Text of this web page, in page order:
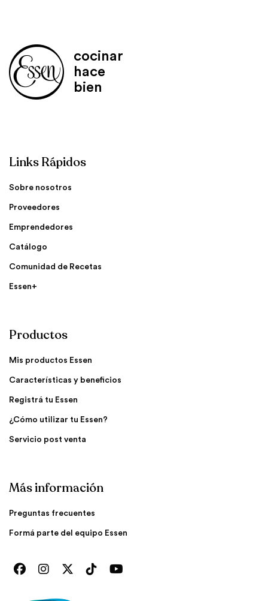
cocinar
hace
bien
Links Rápidos
Sobre nosotros
Proveedores
Emprendedores
Catálogo
Comunidad de Recetas
Essen+
Productos
Mis productos Essen
Características y beneficios
Registrá tu Essen
¿Cómo utilizar tu Essen?
Servicio post venta
Más información
Preguntas frecuentes
Formá parte del equipo Essen